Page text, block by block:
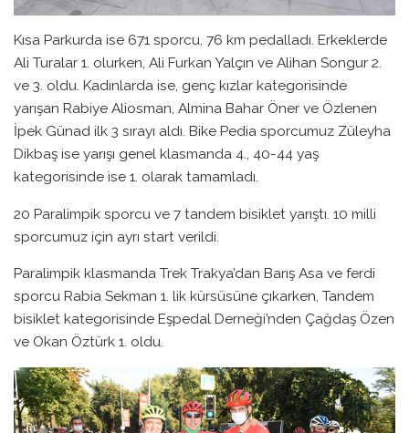
Kısa Parkurda ise 671 sporcu, 76 km pedalladı. Erkeklerde
Ali Turalar 1. olurken, Ali Furkan Yalçın ve Alihan Songur 2.
ve 3. oldu. Kadınlarda ise, genç kızlar kategorisinde
yarışan Rabiye Aliosman, Almina Bahar Öner ve Özlenen
İpek Günad ilk 3 sırayı aldı. Bike Pedia sporcumuz Züleyha
Dikbaş ise yarışı genel klasmanda 4., 40-44 yaş
kategorisinde ise 1. olarak tamamladı.
20 Paralimpik sporcu ve 7 tandem bisiklet yarıştı. 10 milli
sporcumuz için ayrı start verildi.
Paralimpik klasmanda Trek Trakya’dan Barış Asa ve ferdi
sporcu Rabia Sekman 1. lik kürsüsüne çıkarken, Tandem
bisiklet kategorisinde Eşpedal Derneği’nden Çağdaş Özen
ve Okan Öztürk 1. oldu.